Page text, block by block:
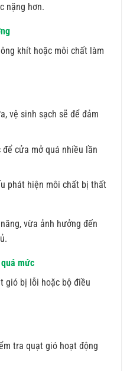
nặng hơn.
khít hoặc môi chất làm
vệ sinh sạch sẽ để đảm
cửa mở quá nhiều lần
phát hiện môi chất bị thất
vừa ảnh hưởng đến
mức
gió bị lỗi hoặc bộ điều
tra quạt gió hoạt động